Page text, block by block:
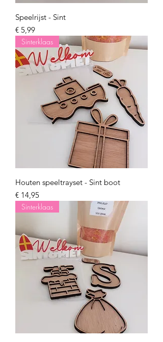
Speelrijst - Sint
Prijs
€ 5,99
Sinterklaas
Houten speeltrayset - Sint boot
Prijs
€ 14,95
Sinterklaas